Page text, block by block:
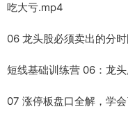
吃大亏.mp4
06 龙头股必须卖出的分
短线基础训练营 06：龙
07 涨停板盘口全解，学